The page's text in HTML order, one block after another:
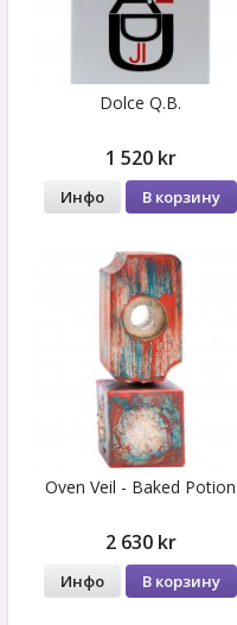
Dolce Q.B.
1 520 kr
Инфо В корзину
Oven Veil - Baked Potion
2 630 kr
Инфо В корзину